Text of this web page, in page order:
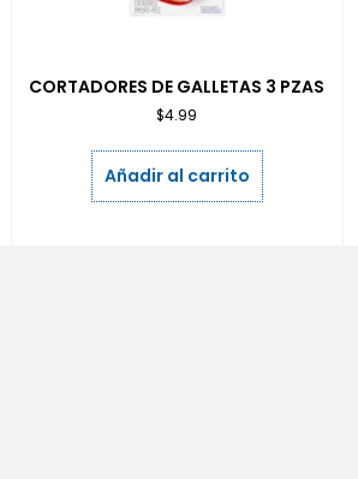
CORTADORES DE GALLETAS 3 PZAS
$4.99
Añadir al carrito